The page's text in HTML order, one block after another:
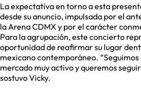
La expectativa en torno a esta
desde su anuncio, impulsada por el
la Arena CDMX y por el carácter
Para la agrupación, este concierto
oportunidad de reafirmar su lugar
mexicano contemporáneo.
mercado muy activo y queremos
sostuvo Vicky.